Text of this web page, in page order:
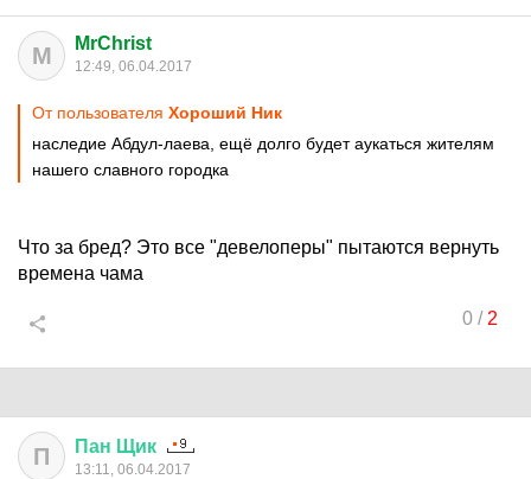
M MrChrist
12:49, 06.04.2017
От пользователя Хороший Ник
наследие Абдул-лаева, ещё долго будет аукаться жителям
нашего славного городка
Что за бред? Это все "девелоперы" пытаются вернуть
времена чама
0/ 2
П Пан Щик
13:11, 06.04.2017